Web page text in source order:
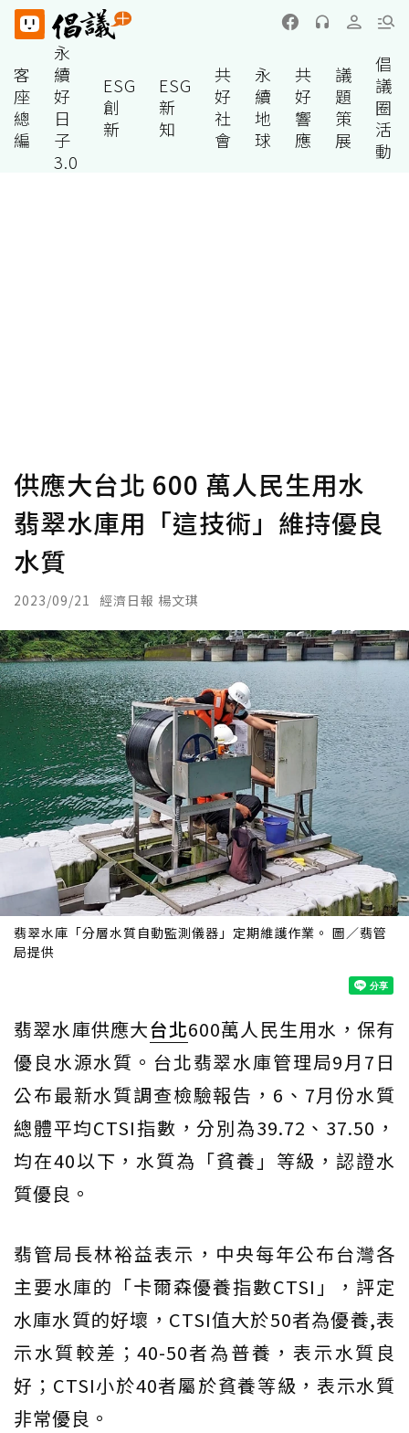
客
座
總
編
永
續
好
日
子
3.0
ESG
創
新
ESG
新
知
共
好
社
會
永
續
地
球
共
好
響
應
議
題
策
展
倡
議
圈
活
動
供應大台北 600 萬人民生用水
翡翠水庫用「這技術」維持優良
水質
2023/09/21 經濟日報 楊文琪
翡翠水庫「分層水質自動監測儀器」定期維護作業。 圖／翡管
局提供
翡翠水庫供應大台北600萬人民生用水，保有
優良水源水質。台北翡翠水庫管理局9月7日
公布最新水質調查檢驗報告，6、7月份水質
總體平均CTSI指數，分別為39.72、37.50，
均在40以下，水質為「貧養」等級，認證水
質優良。
翡管局長林裕益表示，中央每年公布台灣各
主要水庫的「卡爾森優養指數CTSI」，評定
水庫水質的好壞，CTSI值大於50者為優養,表
示水質較差；40-50者為普養，表示水質良
好；CTSI小於40者屬於貧養等級，表示水質
非常優良。